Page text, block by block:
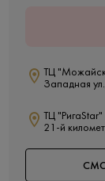
ТЦ
Западная
ТЦ
21-й